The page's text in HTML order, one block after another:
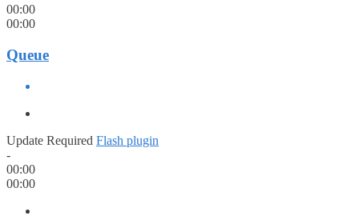
00:00
00:00
Queue
Update Required Flash plugin
-
00:00
00:00